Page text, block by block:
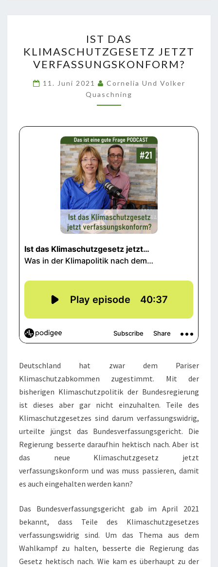
DAS
KLIMASCHUTZGESETZ
JETZT
VERFASSUNGSKONFORM?
IST DAS
KLIMASCHUTZGESETZ JETZT
VERFASSUNGSKONFORM?
11. Juni 2021
Cornelia Und Volker
Quaschning
Deutschland hat zwar dem Pariser
Klimaschutzabkommen zugestimmt. Mit der
bisherigen Klimaschutzpolitik der Bundesregierung
ist dieses aber gar nicht einzuhalten. Teile des
Klimaschutzgesetzes sind darum verfassungswidrig,
urteilte jüngst das Bundesverfassungsgericht. Die
Regierung besserte daraufhin hektisch nach. Aber ist
das neue Klimaschutzgesetz jetzt
verfassungskonform und was muss passieren, damit
es auch eingehalten werden kann?
Das Bundesverfassungsgericht gab im April 2021
bekannt, dass Teile des Klimaschutzgesetzes
verfassungswidrig sind. Um das Thema aus dem
Wahlkampf zu halten, besserte die Regierung das
Gesetz hektisch nach. Wie kam es überhaupt zu der